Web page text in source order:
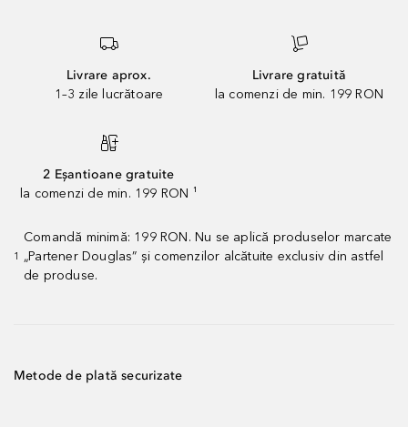
Livrare aprox.
1–3 zile lucrătoare
Livrare gratuită
la comenzi de min. 199 RON
2 Eșantioane gratuite
la comenzi de min. 199 RON ¹
1
Comandă minimă: 199 RON. Nu se aplică produselor marcate
„Partener Douglas” și comenzilor alcătuite exclusiv din astfel
de produse.
Metode de plată securizate